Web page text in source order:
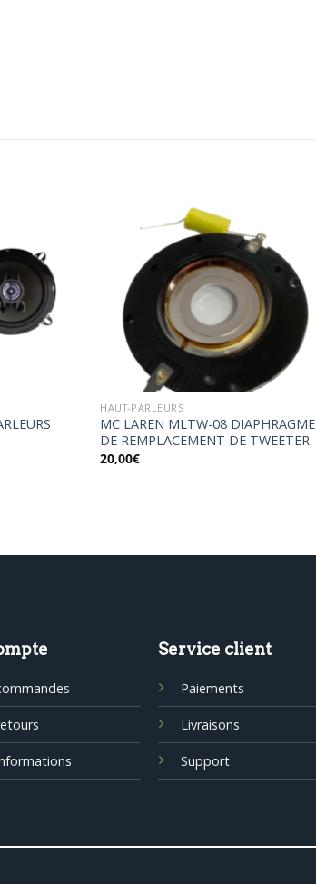
Ajouter
à la
wishlist
Ajouter
à la
wishlist
HAUT-PARLEURS
MC LAREN MLTW-08 DIAPHRAGME
DE REMPLACEMENT DE TWEETER
20,00€
Service client
Paiements
Livraisons
Support